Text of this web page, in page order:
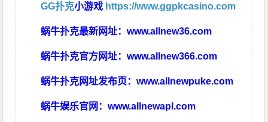
GG扑克小游戏 https://www.ggpkcasino.com
蜗牛扑克最新网址：www.allnew36.com
蜗牛扑克官方网址：www.allnew366.com
蜗牛扑克网址发布页：www.allnewpuke.com
蜗牛娱乐官网：www.allnewapl.com